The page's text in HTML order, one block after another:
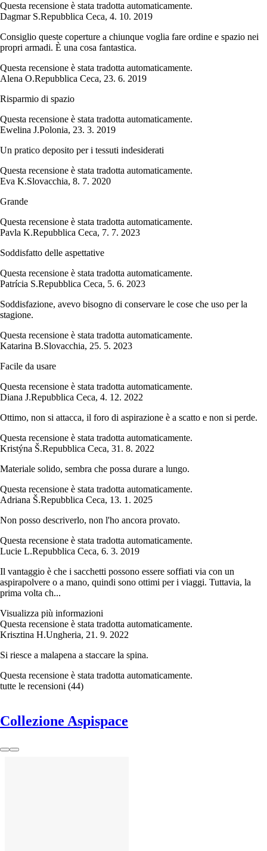
Questa recensione è stata tradotta automaticamente.
Dagmar S.Repubblica Ceca, 4. 10. 2019
Consiglio queste coperture a chiunque voglia fare ordine e spazio nei
propri armadi. È una cosa fantastica.
Questa recensione è stata tradotta automaticamente.
Alena O.Repubblica Ceca, 23. 6. 2019
Risparmio di spazio
Questa recensione è stata tradotta automaticamente.
Ewelina J.Polonia, 23. 3. 2019
Un pratico deposito per i tessuti indesiderati
Questa recensione è stata tradotta automaticamente.
Eva K.Slovacchia, 8. 7. 2020
Grande
Questa recensione è stata tradotta automaticamente.
Pavla K.Repubblica Ceca, 7. 7. 2023
Soddisfatto delle aspettative
Questa recensione è stata tradotta automaticamente.
Patrícia S.Repubblica Ceca, 5. 6. 2023
Soddisfazione, avevo bisogno di conservare le cose che uso per la
stagione.
Questa recensione è stata tradotta automaticamente.
Katarina B.Slovacchia, 25. 5. 2023
Facile da usare
Questa recensione è stata tradotta automaticamente.
Diana J.Repubblica Ceca, 4. 12. 2022
Ottimo, non si attacca, il foro di aspirazione è a scatto e non si perde.
Questa recensione è stata tradotta automaticamente.
Kristýna Š.Repubblica Ceca, 31. 8. 2022
Materiale solido, sembra che possa durare a lungo.
Questa recensione è stata tradotta automaticamente.
Adriana Š.Repubblica Ceca, 13. 1. 2025
Non posso descriverlo, non l'ho ancora provato.
Questa recensione è stata tradotta automaticamente.
Lucie L.Repubblica Ceca, 6. 3. 2019
Il vantaggio è che i sacchetti possono essere soffiati via con un
aspirapolvere o a mano, quindi sono ottimi per i viaggi. Tuttavia, la
prima volta ch...
Visualizza più informazioni
Questa recensione è stata tradotta automaticamente.
Krisztina H.Ungheria, 21. 9. 2022
Si riesce a malapena a staccare la spina.
Questa recensione è stata tradotta automaticamente.
tutte le recensioni (44)
Collezione Aspispace